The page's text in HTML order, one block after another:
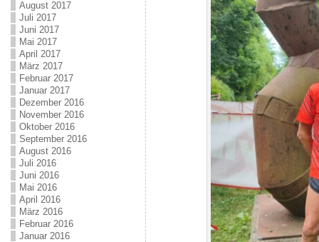
August 2017
Juli 2017
Juni 2017
Mai 2017
April 2017
März 2017
Februar 2017
Januar 2017
Dezember 2016
November 2016
Oktober 2016
September 2016
August 2016
Juli 2016
Juni 2016
Mai 2016
April 2016
März 2016
Februar 2016
Januar 2016